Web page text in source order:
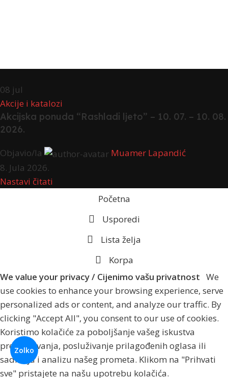
08 jul
Akcije i katalozi
Akcijska ponuda “Rashladi ljeto” – 10. 07. – 10. 08.
2026.
Objavio/la
Muamer Lapandić
8. Jula 2026.
Nastavi čitati
Početna
Usporedi
Lista želja
Korpa
We value your privacy / Cijenimo vašu privatnost We
use cookies to enhance your browsing experience, serve
personalized ads or content, and analyze our traffic. By
clicking "Accept All", you consent to our use of cookies.
Koristimo kolačiće za poboljšanje vašeg iskustva
pregledavanja, posluživanje prilagođenih oglasa ili
sadržaja i analizu našeg prometa. Klikom na "Prihvati
sve" pristajete na našu upotrebu kolačića.
Zolko